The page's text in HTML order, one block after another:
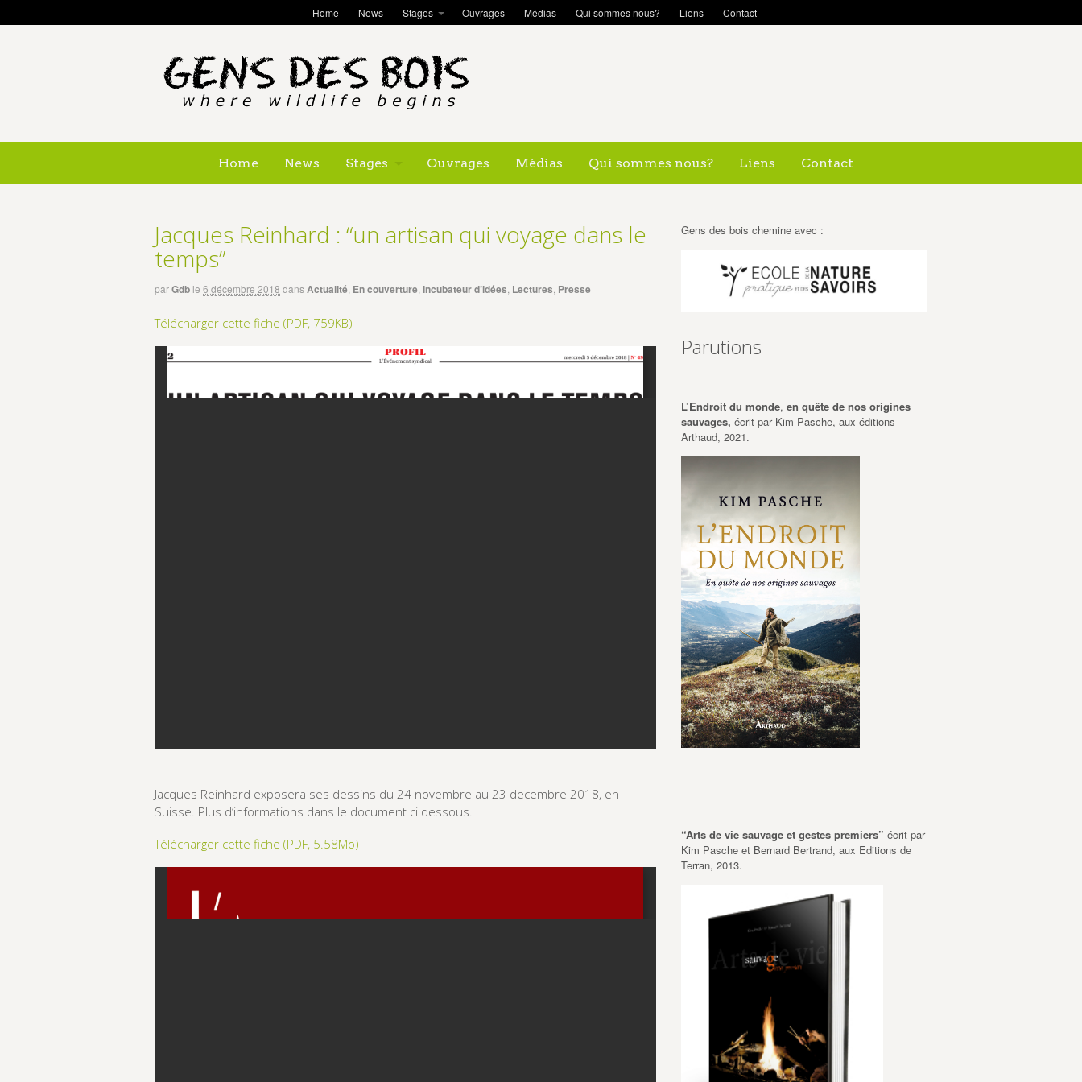
Home News Stages Ouvrages Médias Qui sommes nous? Liens Contact
Home News Stages Ouvrages Médias Qui sommes nous? Liens Contact
Jacques Reinhard : “un artisan qui voyage dans le
temps”
parGdb le 6 décembre 2018 dansActualité En couverture Incubateur d’idées Lectures Presse
Télécharger cette fiche (PDF, 759KB)
Jacques Reinhard exposera ses dessins du 24 novembre au 23 decembre 2018, en
Suisse. Plus d’informations dans le document ci dessous.
Télécharger cette fiche (PDF, 5.58Mo)
Gens des bois chemine avec :
Parutions
L’Endroit du monde, en quête de nos origines
sauvages, écrit par Kim Pasche, aux éditions
Arthaud, 2021.
“Arts de vie sauvage et gestes premiers” écrit par
Kim Pasche et Bernard Bertrand, aux Editions de
Terran, 2013.